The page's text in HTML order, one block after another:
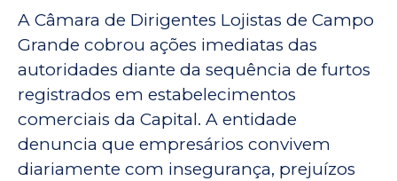
A Câmara de Dirigentes Lojistas de Campo
Grande cobrou ações imediatas das
autoridades diante da sequência de furtos
registrados em estabelecimentos
comerciais da Capital. A entidade
denuncia que empresários convivem
diariamente com insegurança, prejuízos